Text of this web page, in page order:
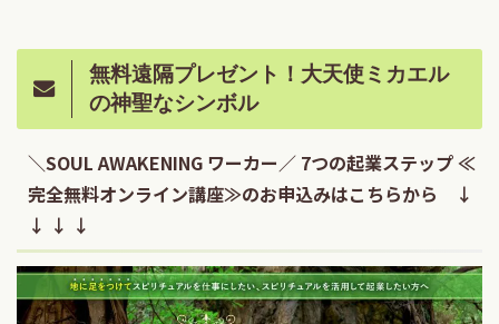
無料遠隔プレゼント！大天使ミカエル
の神聖なシンボル
＼SOUL AWAKENING ワーカー／ 7つの起業ステップ ≪
完全無料オンライン講座≫のお申込みはこちらから ↓
↓ ↓ ↓